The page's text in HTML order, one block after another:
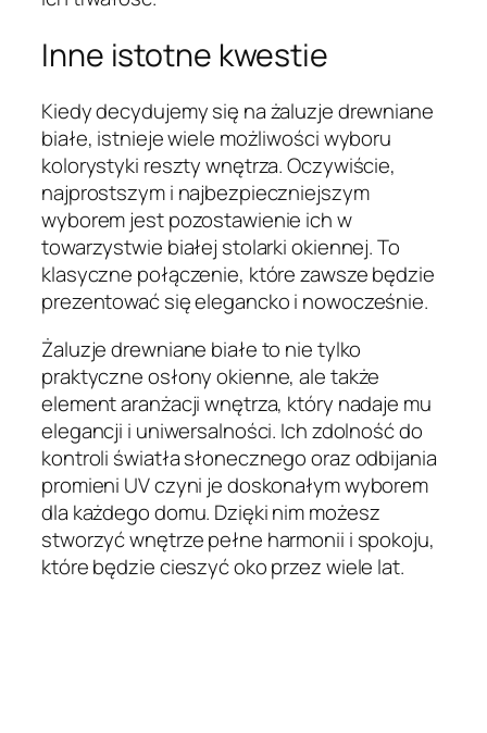
Inne istotne kwestie
Kiedy decydujemy się na żaluzje drewniane
białe, istnieje wiele możliwości wyboru
kolorystyki reszty wnętrza. Oczywiście,
najprostszym i najbezpieczniejszym
wyborem jest pozostawienie ich w
towarzystwie białej stolarki okiennej. To
klasyczne połączenie, które zawsze będzie
prezentować się elegancko i nowocześnie.
Żaluzje drewniane białe to nie tylko
praktyczne osłony okienne, ale także
element aranżacji wnętrza, który nadaje mu
elegancji i uniwersalności. Ich zdolność do
kontroli światła słonecznego oraz odbijania
promieni UV czyni je doskonałym wyborem
dla każdego domu. Dzięki nim możesz
stworzyć wnętrze pełne harmonii i spokoju,
które będzie cieszyć oko przez wiele lat.